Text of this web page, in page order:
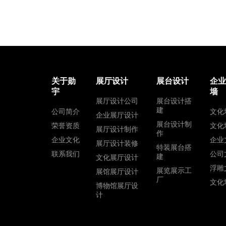
关于勋
宇
公司简介
荣誉资质
企业文化
联系我们
展厅设计
展厅设计公司
企业展厅设计
展厅设计制作
展厅设计装修
文化展厅设计
展馆展厅设计
博物馆展厅设
计
展台设计
展台设计搭
建
展台设计制
作
特装展台搭
建
展览展示工
厂
企
墙
文化
文化
企业
公司
浮雕
文化